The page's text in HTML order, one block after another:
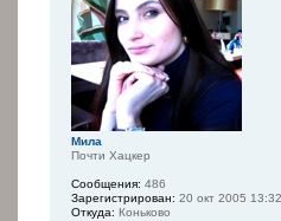
Мила
Почти Хацкер
Сообщения: 486
Зарегистрирован: 20 окт 2005 13:32
Откуда: Коньково